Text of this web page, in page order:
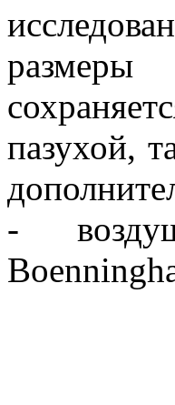
размеры
пазухой,
-